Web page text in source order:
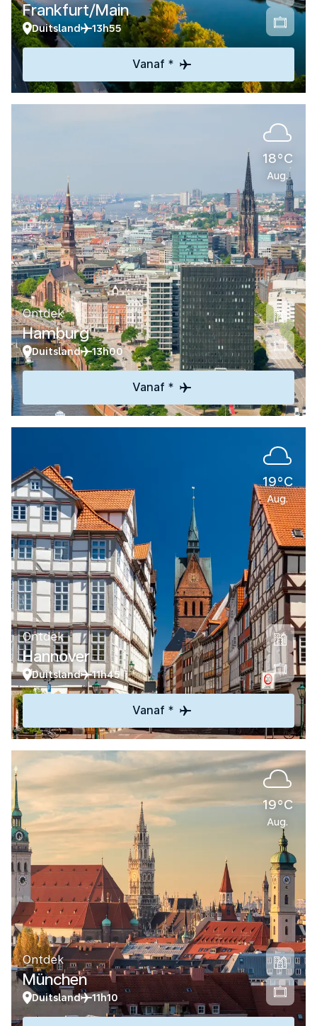
Frankfurt/Main
Duitsland 13h55
Vanaf *
18°C
Aug.
Ontdek
Hamburg
Duitsland 13h00
Vanaf *
19°C
Aug.
Ontdek
Hannover
Duitsland 11h45
Vanaf *
19°C
Aug.
Ontdek
München
Duitsland 11h10